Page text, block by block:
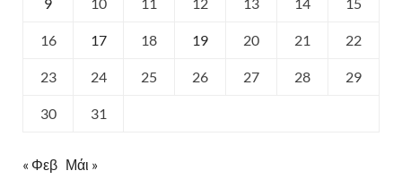
16 17 18 19 20 21 22
23 24 25 26 27 28 29
30 31
« Φεβ Μάι »